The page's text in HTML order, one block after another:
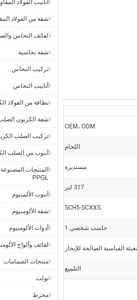
أنابيب الفولاذ
شفة من الفولاذ
لفائف النحاس
شفة نحاسية
تركيب النحاس
أنابيب النحاس
بطاقة من الفولاذ
شفة الكربون
تركيب الصلب
أنبوب من الصلب
PPGL
أنبوب الألمنيوم
شفة الألومنيوم
أدوات الألومنيوم
لفائف وألواح
منتجات الصمامات
بولت
مخرط
OEM، ODM
اللحام
مستديرة
317 لتر
SCH5-SCXXS
حاسب شخصي 1
القياسية الصالحة للإبحار
التلميع